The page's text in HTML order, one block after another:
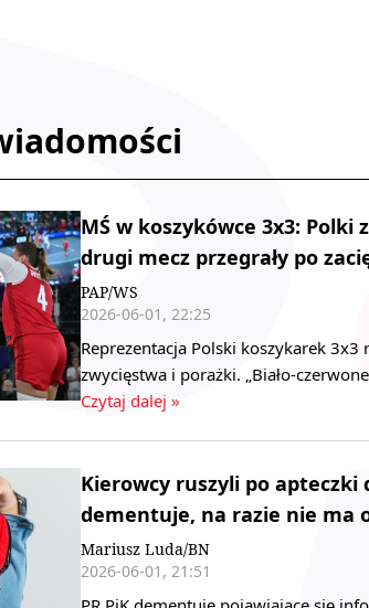
MŚ w koszykówce 3x3: Polki
drugi mecz przegrały po
PAP/WS
2026-06-01, 22:25
Reprezentacja Polski koszykarek
zwycięstwa i porażki. „Biało-
Czytaj dalej »
Kierowcy ruszyli po
dementuje, na razie nie ma
Mariusz Luda/BN
2026-06-01, 21:51